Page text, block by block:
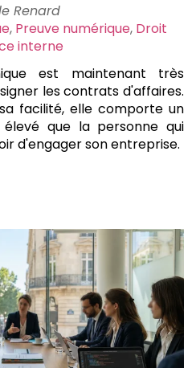
Renard
, Preuve numérique, Droit
interne
est maintenant très
les contrats d'affaires.
facilité, elle comporte un
que la personne qui
d'engager son entreprise.